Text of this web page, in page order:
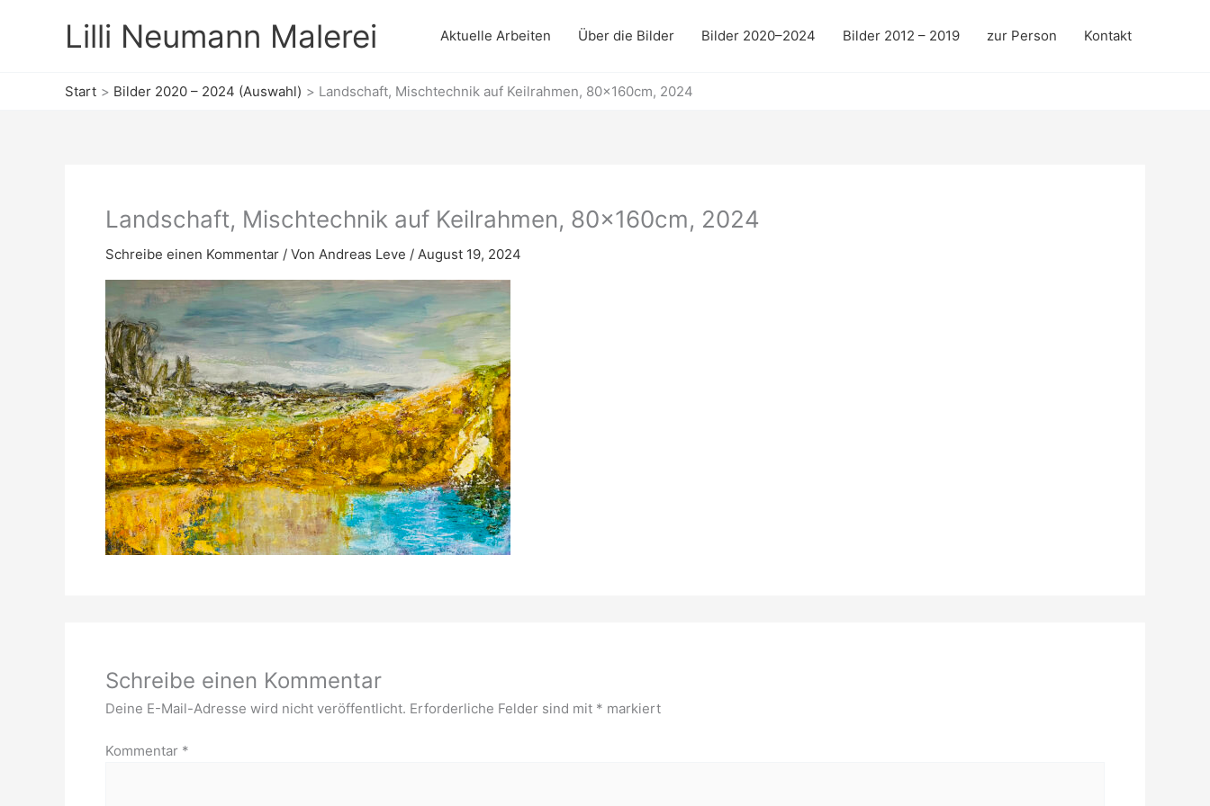
Lilli Neumann Malerei Aktuelle Arbeiten Über die Bilder Bilder 2020–2024 Bilder 2012 – 2019 zur Person Kontakt
Start Bilder 2020 – 2024 (Auswahl) Landschaft, Mischtechnik auf Keilrahmen, 80x160cm, 2024
Landschaft, Mischtechnik auf Keilrahmen, 80x160cm, 2024
Schreibe einen Kommentar / Von Andreas Leve / August 19, 2024
Schreibe einen Kommentar
Deine E-Mail-Adresse wird nicht veröffentlicht. Erforderliche Felder sind mit * markiert
Kommentar *